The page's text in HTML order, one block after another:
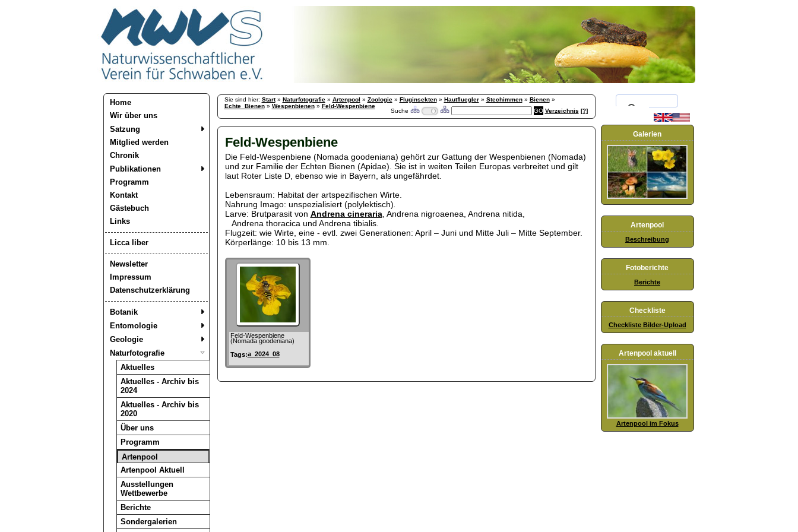
Home
Wir über uns
Satzung
Mitglied werden
Chronik
Publikationen
Programm
Kontakt
Gästebuch
Links
Licca liber
Newsletter
Impressum
Datenschutzerklärung
Botanik
Entomologie
Geologie
Naturfotografie
Aktuelles
Aktuelles - Archiv bis
2024
Aktuelles - Archiv bis
2020
Über uns
Programm
Artenpool
Artenpool Aktuell
Ausstellungen
Wettbewerbe
Berichte
Sondergalerien
Sie sind hier: Start» Naturfotografie» Artenpool » Zoologie» Fluginsekten» Hautfluegler» Stechimmen» Bienen»
Echte_Bienen» Wespenbienen» Feld-Wespenbiene
Suche Verzeichnis [?]
Feld-Wespenbiene
Die Feld-Wespenbiene (Nomada goodeniana) gehört zur Gattung der Wespenbienen (Nomada)
und zur Familie der Echten Bienen (Apidae). Sie ist in weiten Teilen Europas verbreitet und gilt
laut Roter Liste D, ebenso wie in Bayern, als ungefährdet.
Lebensraum: Habitat der artspezifischen Wirte.
Nahrung Imago: unspezialisiert (polylektisch)
Larve: Brutparasit von Andrena cineraria, Andrena nigroaenea, Andrena nitida,
Andrena thoracica und Andrena tibialis.
Flugzeit: wie Wirte, eine - evtl. zwei Generationen: April – Juni und Mitte Juli – Mitte September.
Körperlänge: 10 bis 13 mm.
Feld-Wespenbiene
(Nomada goodeniana)
Tags:a_2024_08
Galerien
Artenpool
Beschreibung
Fotoberichte
Berichte
Checkliste
Checkliste Bilder-Upload
Artenpool aktuell
Artenpool im Fokus